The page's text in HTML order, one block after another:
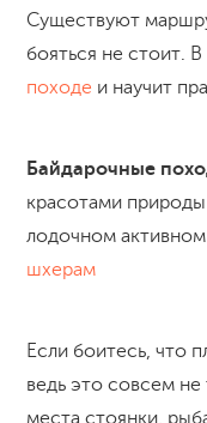
Существуют
бояться не стоит.
походе и научит
Байдарочные
красотами
лодочном
шхерам
Если боитесь, что
ведь это совсем
места стоянки,